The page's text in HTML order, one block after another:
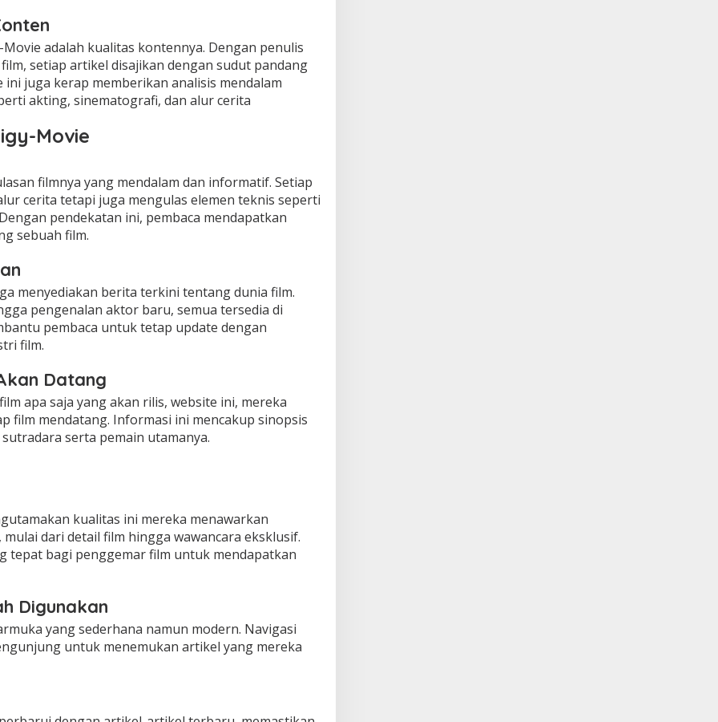
adalah kualitas kontennya. Dengan penulis
setiap artikel disajikan dengan sudut pandang
juga kerap memberikan analisis mendalam
akting, sinematografi, dan alur cerita
Movie
filmnya yang mendalam dan informatif. Setiap
cerita tetapi juga mengulas elemen teknis seperti
pendekatan ini, pembaca mendapatkan
sebuah film.
menyediakan berita terkini tentang dunia film.
pengenalan aktor baru, semua tersedia di
pembaca untuk tetap update dengan
film.
Datang
apa saja yang akan rilis, website ini, mereka
film mendatang. Informasi ini mencakup sinopsis
serta pemain utamanya.
kualitas ini mereka menawarkan
dari detail film hingga wawancara eksklusif.
tepat bagi penggemar film untuk mendapatkan
Digunakan
yang sederhana namun modern. Navigasi
untuk menemukan artikel yang mereka